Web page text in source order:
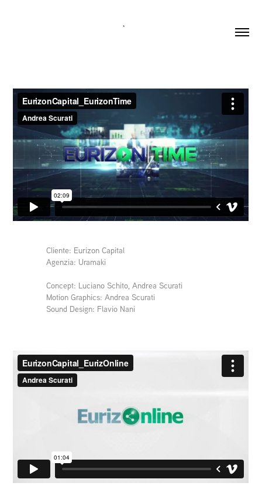
Cliente: Eurizon Capital
Agenzia: Uramaki
Concept: Luciano Schito, Andrea Scurati
Motion Graphics: Andrea Scurati
Sound Design: Flavio Nani